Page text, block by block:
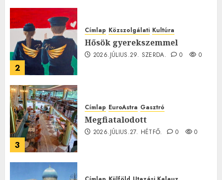
2
Címlap Közszolgálati Kultúra
Hősök gyerekszemmel
2026.JÚLIUS.29. SZERDA. 0 0
3
Címlap EuroAstra Gasztró
Megfiatalodott
2026.JÚLIUS.27. HÉTFŐ. 0 0